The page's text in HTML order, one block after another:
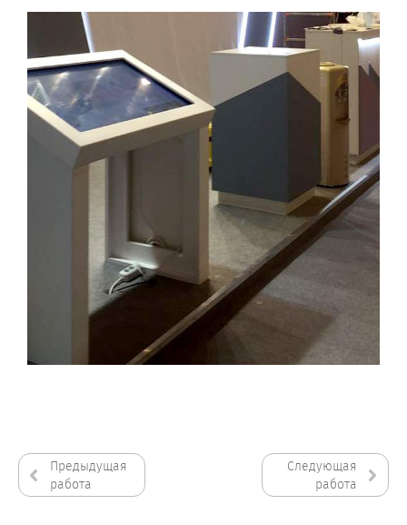
Предыдущая
работа
Следующая
работа